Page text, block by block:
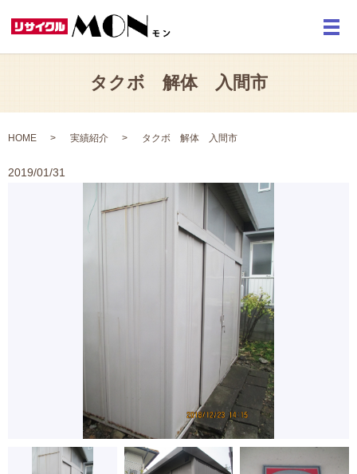
メ
タクボ 解体 入間市
HOME 実績紹介 タクボ 解体 入間市
2019/01/31